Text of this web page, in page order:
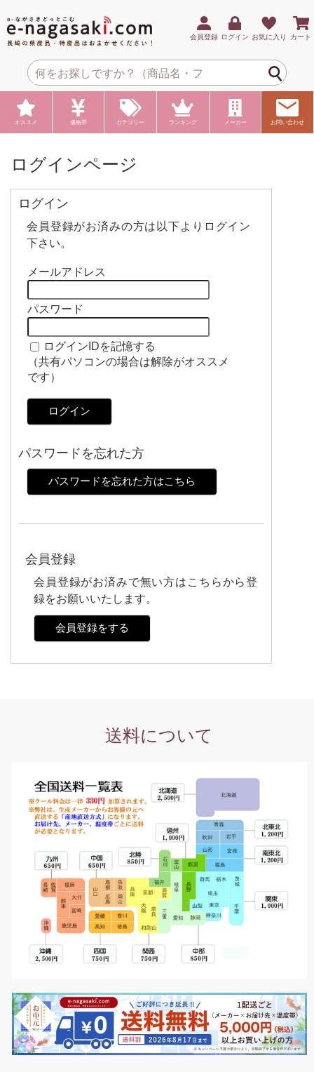
会員登録 ログイン お気に入り カート
オススメ 価格帯 カテゴリー ランキング メーカー お問い合わせ
ログインページ
ログイン
会員登録がお済みの方は以下よりログイン
下さい。
メールアドレス
パスワード
ログインIDを記憶する
（共有パソコンの場合は解除がオススメ
です）
ログイン
パスワードを忘れた方
パスワードを忘れた方はこちら
会員登録
会員登録がお済みで無い方はこちらから登
録をお願いいたします。
会員登録をする
送料について